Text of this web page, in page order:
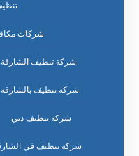
شركات
شركة تنظيف الشارقة
شركة تنظيف بالشارقة
شركة تنظيف دبي
شركة تنظيف في